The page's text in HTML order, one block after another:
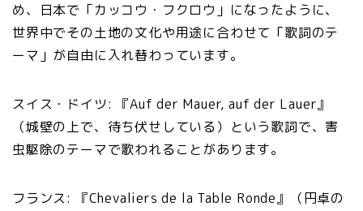
め、日本で「カッコウ・フクロウ」になったように、
世界中でその土地の文化や用途に合わせて「歌詞のテ
ーマ」が自由に入れ替わっています。
スイス・ドイツ: 『Auf der Mauer, auf der Lauer』
（城壁の上で、待ち伏せしている）という歌詞で、害
虫駆除のテーマで歌われることがあります。
フランス: 『Chevaliers de la Table Ronde』（円卓の